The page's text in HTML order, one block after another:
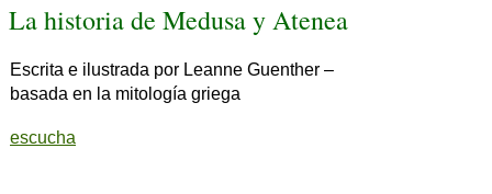
La historia de Medusa y Atenea
Escrita e ilustrada por Leanne Guenther –
basada en la mitología griega
escucha